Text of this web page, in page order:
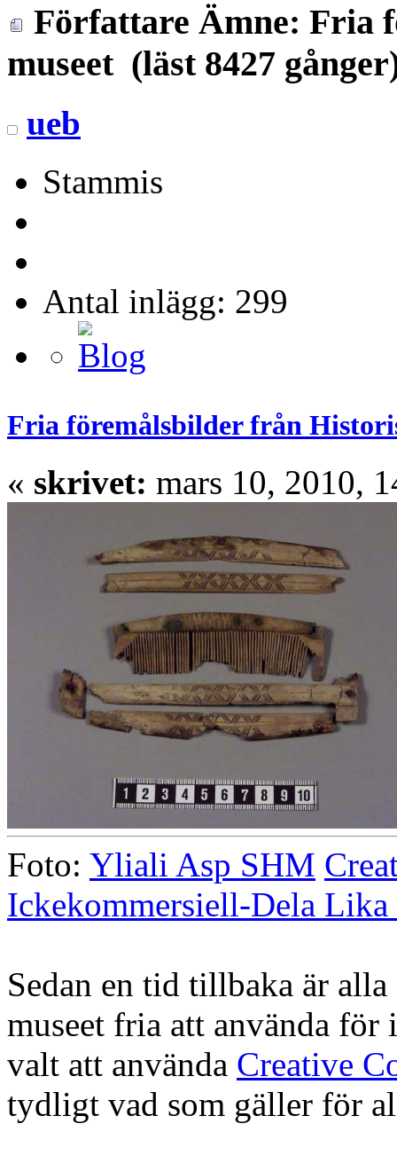
Författare Ämne: Fria
museet (läst 8427
ueb
Stammis
Antal inlägg: 299
Fria föremålsbilder från
« skrivet: mars 10, 2010,
Foto: Yliali Asp SHM
Ickekommersiell-Dela Lika
Sedan en tid tillbaka är
museet fria att använda
valt att använda Creative
tydligt vad som gäller för